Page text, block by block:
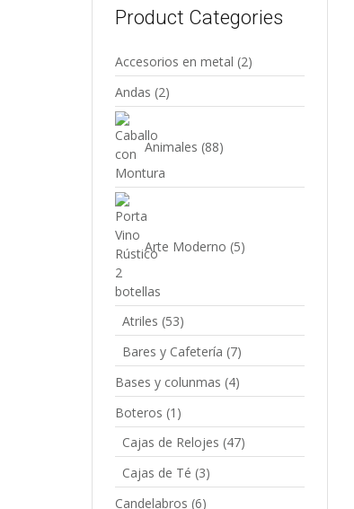
Product Categories
Accesorios en metal (2)
Andas (2)
Animales (88)
Arte Moderno (5)
Atriles (53)
Bares y Cafetería (7)
Bases y colunmas (4)
Boteros (1)
Cajas de Relojes (47)
Cajas de Té (3)
Candelabros (6)